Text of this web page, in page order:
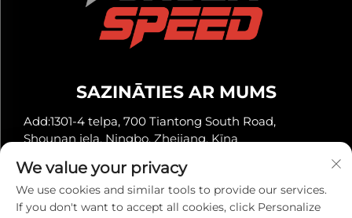
SAZINĀTIES AR MUMS
Add:1301-4 telpa, 700 Tiantong South Road,
Shounan iela, Ningbo, Zhejiang, Ķīna
Tālrunis: +86-13929561315
E-pasts:[email protected]
We value your privacy
We use cookies and similar tools to provide our services.
If you don't want to accept all cookies, click Personalize